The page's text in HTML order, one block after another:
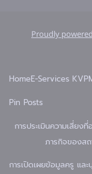
Proudly
HomeE-Services KVP
Pin Posts
การประเมินความเสี่ยง
ภารกิจของส
การเปิดเผยข้อมูลครู และ